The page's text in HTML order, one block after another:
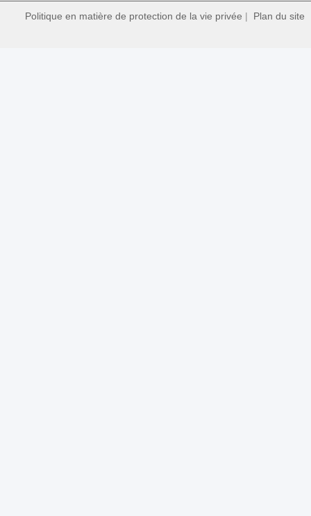
Politique en matière de protection de la vie privée | Plan du site